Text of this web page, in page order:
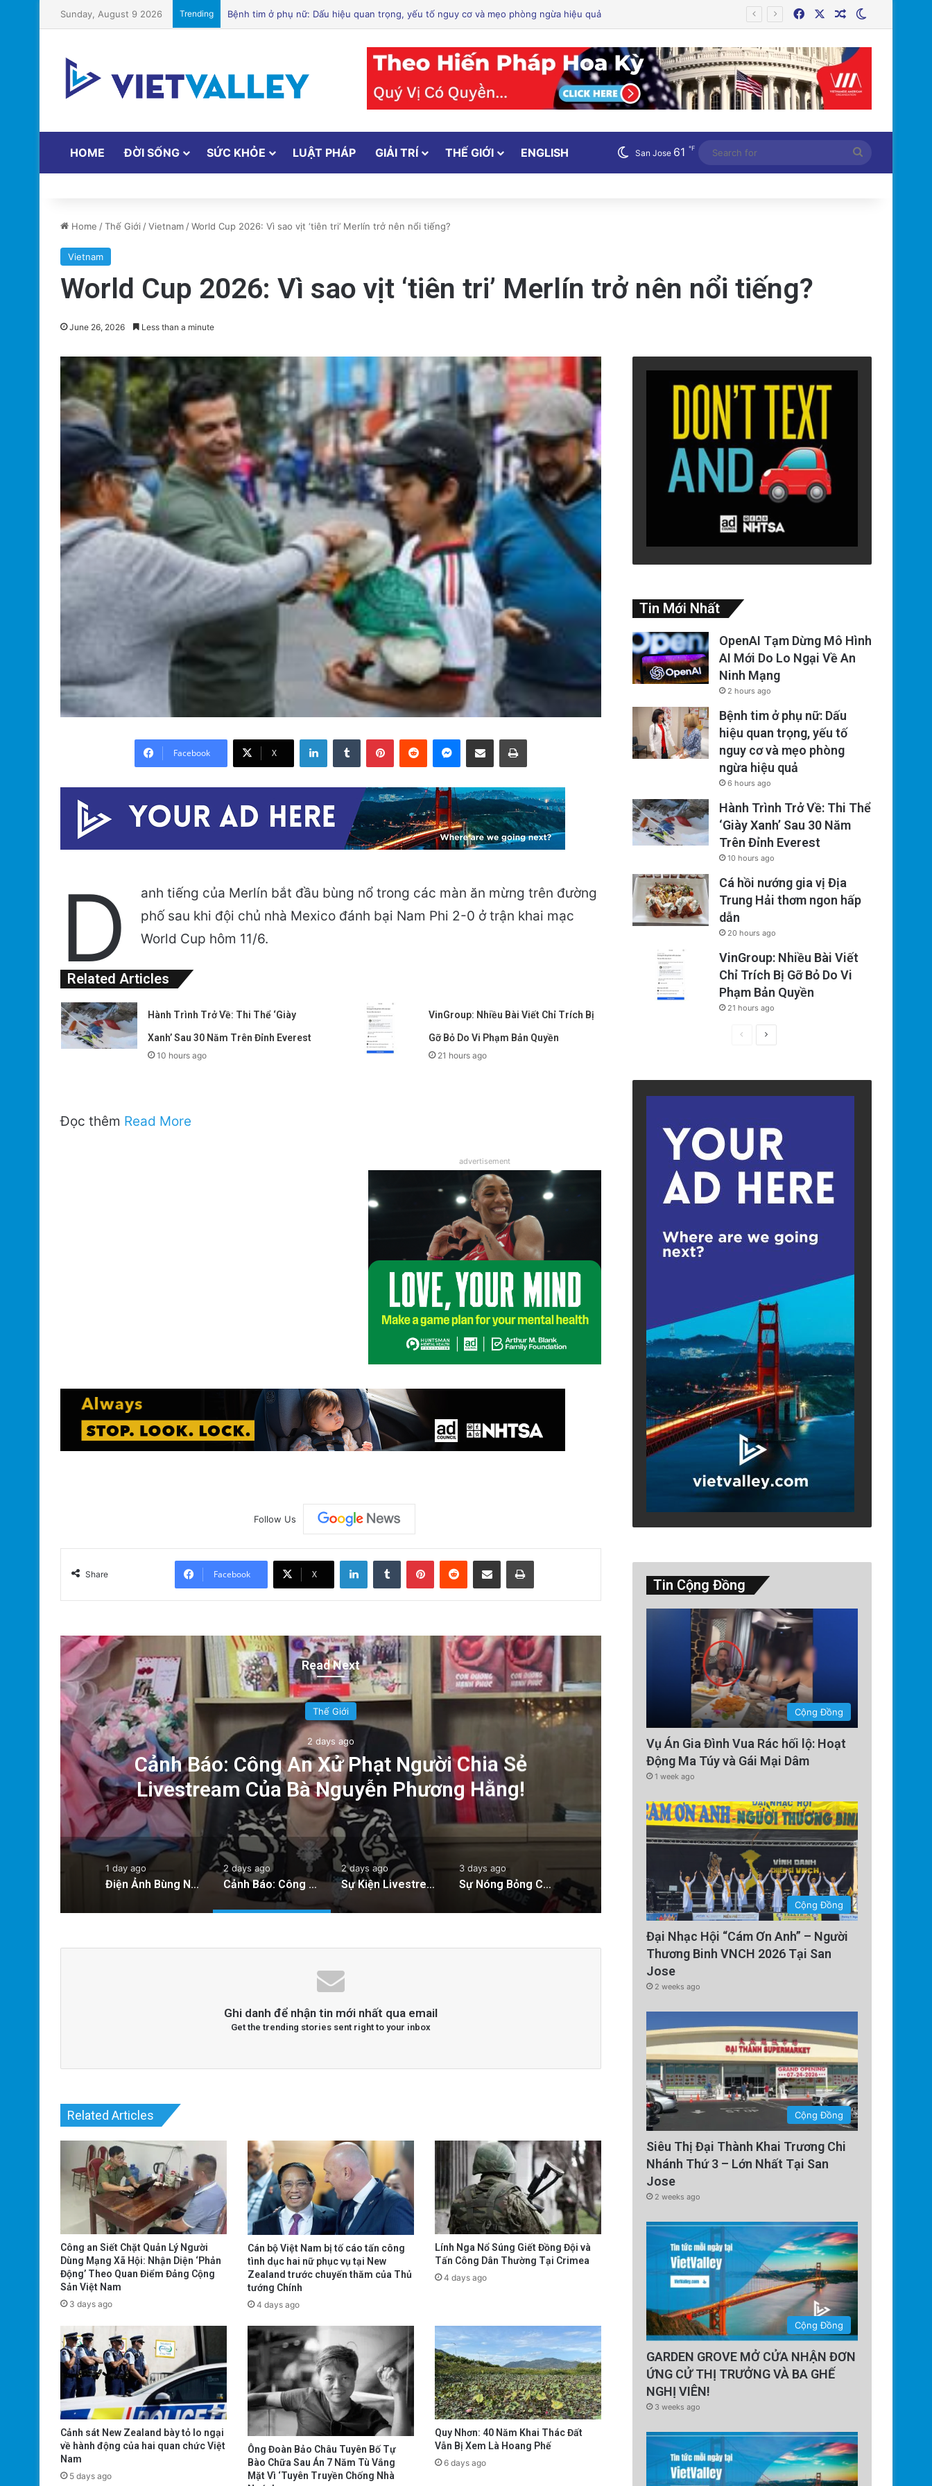
Sunday, August 9 2026 Trending Hành Trình Trở Về: Thi Thể ‘Giày Xanh’ Sau 30 Năm Trên Đỉnh Everest FacebookRandom Article
HOME ĐỜI SỐNG SỨC KHỎE LUẬT PHÁP GIẢI TRÍ THẾ GIỚI ENGLISH San Jose 61 ℉
for
Home /Thế Giới /Vietnam/World Cup 2026: Vì sao vịt ‘tiên tri’ Merlín trở nên nổi tiếng?
Vietnam
World Cup 2026: Vì sao vịt ‘tiên tri’ Merlín trở nên nổi tiếng?
June 26, 2026 Less than a minute
Facebook X
LinkedInTumblr PinterestReddit Messenger
Share via Email Print
D
anh tiếng của Merlín bắt đầu bùng nổ trong các màn ăn mừng trên đường
phố sau khi đội chủ nhà Mexico đánh bại Nam Phi 2-0 ở trận khai mạc
World Cup hôm 11/6.
Related Articles
Hành Trình Trở Về: Thi Thể ‘Giày
Xanh’ Sau 30 Năm Trên Đỉnh Everest
10 hours ago
VinGroup: Nhiều Bài Viết Chỉ Trích Bị
Gỡ Bỏ Do Vi Phạm Bản Quyền
21 hours ago
Đọc thêm Read More
advertisement
Follow Us
Share Facebook X
LinkedInTumblr PinterestReddit Share via Email Print
Read Next
Thế Giới
2 days ago
Cảnh Báo: Công An Xử Phạt Người Chia Sẻ
Livestream Của Bà Nguyễn Phương Hằng!
Sự Kiện Livestream Gây Chấn
Theo Dõi Nguyễn Phương
1 day ago
Điện Ảnh Bùng Nổ Cảm Xúc: Tại Sao Hollywood Đang Đón Nhận Tình Dục Một Cách Mạnh Mẽ?
2 days ago
Cảnh Báo: Công An Xử Phạt Người Chia Sẻ Livestream Của Bà Nguyễn Phương Hằng!
2 days ago
Sự Kiện Livestream Gây Chấn Động: 3 Triệu Người Theo Dõi Nguyễn Phương Hằng Tại Việt Nam!
3 days ago
Sự Nóng Bỏng Của Chính Quyền Trong Việc Giải Quyết Vụ Sư Minh Tuệ: Nguyên Nhân Và Hệ Lụy
Ghi danh để nhận tin mới nhất qua email
Get the trending stories sent right to your inbox
Related Articles
Công an Siết Chặt Quản Lý Người
Dùng Mạng Xã Hội: Nhận Diện ‘Phản
Động’ Theo Quan Điểm Đảng Cộng
Sản Việt Nam
3 days ago
Cán bộ Việt Nam bị tố cáo tấn công
tình dục hai nữ phục vụ tại New
Zealand trước chuyến thăm của Thủ
tướng Chính
4 days ago
Lính Nga Nổ Súng Giết Đồng Đội và
Tấn Công Dân Thường Tại Crimea
4 days ago
Cảnh sát New Zealand bày tỏ lo ngại
về hành động của hai quan chức Việt
Nam
5 days ago
Ông Đoàn Bảo Châu Tuyên Bố Tự
Bào Chữa Sau Án 7 Năm Tù Vắng
Mặt Vì ‘Tuyên Truyền Chống Nhà
Quy Nhơn: 40 Năm Khai Thác Đất
Vẫn Bị Xem Là Hoang Phế
6 days ago
Tin Mới Nhất
OpenAI Tạm Dừng Mô Hình
AI Mới Do Lo Ngại Về An
Ninh Mạng
2 hours ago
Bệnh tim ở phụ nữ: Dấu
hiệu quan trọng, yếu tố
nguy cơ và mẹo phòng
ngừa hiệu quả
6 hours ago
Hành Trình Trở Về: Thi Thể
‘Giày Xanh’ Sau 30 Năm
Trên Đỉnh Everest
10 hours ago
Cá hồi nướng gia vị Địa
Trung Hải thơm ngon hấp
dẫn
20 hours ago
VinGroup: Nhiều Bài Viết
Chỉ Trích Bị Gỡ Bỏ Do Vi
Phạm Bản Quyền
21 hours ago
PreviousNext
Tin Cộng Đồng
Cộng Đồng
Vụ Án Gia Đình Vua Rác hối lộ: Hoạt
Động Ma Túy và Gái Mại Dâm
1 week ago
Cộng Đồng
Đại Nhạc Hội “Cám Ơn Anh” – Người
Thương Binh VNCH 2026 Tại San
Jose
2 weeks ago
Cộng Đồng
Siêu Thị Đại Thành Khai Trương Chi
Nhánh Thứ 3 – Lớn Nhất Tại San
Jose
2 weeks ago
Cộng Đồng
GARDEN GROVE MỞ CỬA NHẬN ĐƠN
ỨNG CỬ THỊ TRƯỞNG VÀ BA GHẾ
NGHỊ VIÊN!
3 weeks ago